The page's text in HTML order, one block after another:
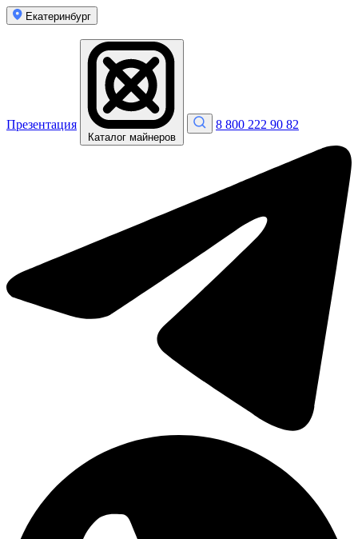
Екатеринбург
Презентация
Каталог майнеров
8 800 222 90 82